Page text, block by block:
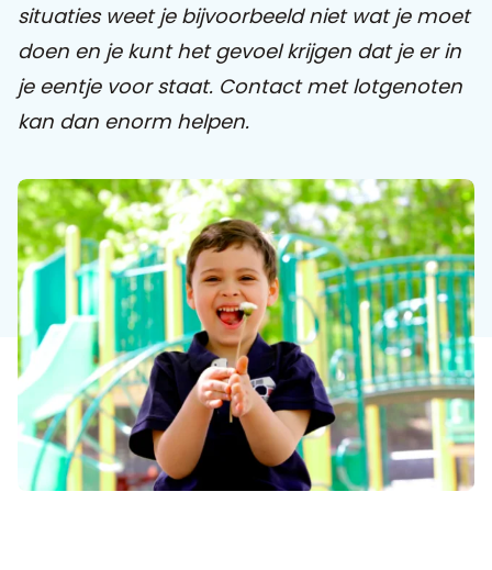
Sophi
Sophi
Contact
situaties weet je bijvoorbeeld niet wat je moet
doen en je kunt het gevoel krijgen dat je er in
je eentje voor staat. Contact met lotgenoten
kan dan enorm helpen.